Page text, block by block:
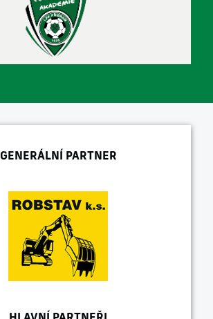
GENERÁLNÍ PARTNER